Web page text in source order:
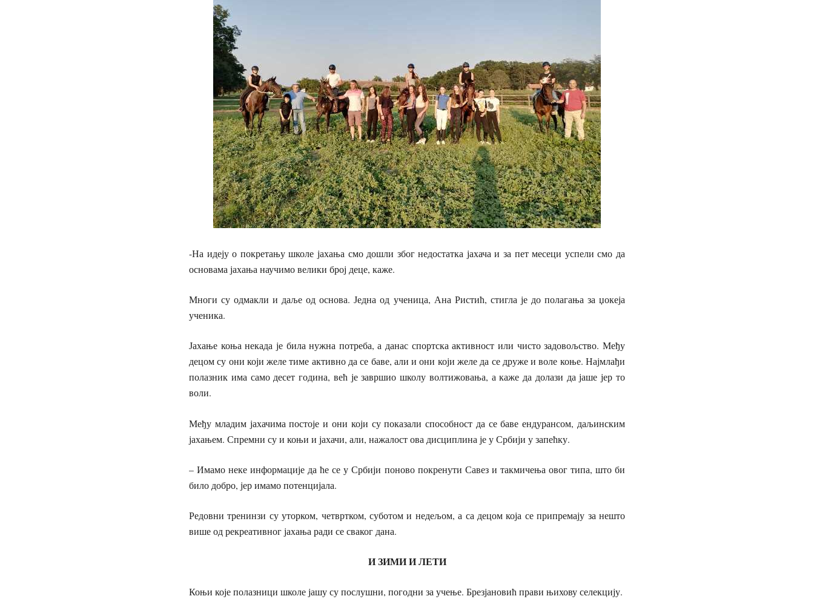
-На идеју о покретању школе јахања смо дошли због недостатка јахача и за пет месеци успели смо да
основама јахања научимо велики број деце, каже.
Многи су одмакли и даље од основа. Једна од ученица, Ана Ристић, стигла је до полагања за џокеја
ученика.
Јахање коња некада је била нужна потреба, а данас спортска активност или чисто задовољство. Међу
децом су они који желе тиме активно да се баве, али и они који желе да се друже и воле коње. Најмлађи
полазник има само десет година, већ је завршио школу волтижовања, а каже да долази да јаше јер то
воли.
Међу младим јахачима постоје и они који су показали способност да се баве ендурансом, даљинским
јахањем. Спремни су и коњи и јахачи, али, нажалост ова дисциплина је у Србији у запећку.
– Имамо неке информације да ће се у Србији поново покренути Савез и такмичења овог типа, што би
било добро, јер имамо потенцијала.
Редовни тренинзи су уторком, четвртком, суботом и недељом, а са децом која се припремају за нешто
више од рекреативног јахања ради се сваког дана.
И ЗИМИ И ЛЕТИ
Коњи које полазници школе јашу су послушни, погодни за учење. Брезјановић прави њихову селекцију.